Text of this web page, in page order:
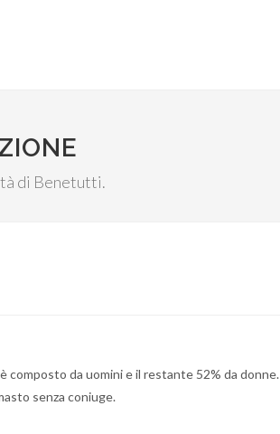
di Benetutti.
da uomini e il restante 52% da donne.
senza coniuge.